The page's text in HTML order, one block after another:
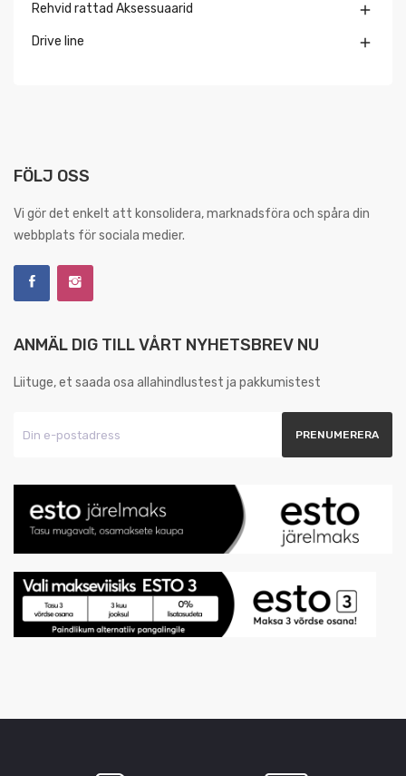
Rehvid rattad Aksessuaarid 
Drive line 
FÖLJ OSS
Vi gör det enkelt att konsolidera, marknadsföra och spåra din
webbplats för sociala medier.
ANMÄL DIG TILL VÅRT NYHETSBREV NU
Liituge, et saada osa allahindlustest ja pakkumistest